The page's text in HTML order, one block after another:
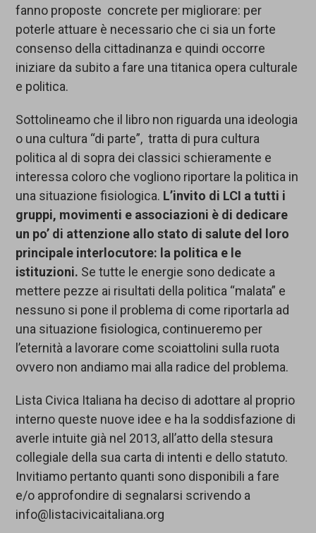
fanno proposte concrete per migliorare: per
poterle attuare è necessario che ci sia un forte
consenso della cittadinanza e quindi occorre
iniziare da subito a fare una titanica opera culturale
e politica.
Sottolineamo che il libro non riguarda una ideologia
o una cultura “di parte”, tratta di pura cultura
politica al di sopra dei classici schieramente e
interessa coloro che vogliono riportare la politica in
una situazione fisiologica. L’invito di LCI a tutti i
gruppi, movimenti e associazioni è di dedicare
un po’ di attenzione allo stato di salute del loro
principale interlocutore: la politica e le
istituzioni. Se tutte le energie sono dedicate a
mettere pezze ai risultati della politica “malata” e
nessuno si pone il problema di come riportarla ad
una situazione fisiologica, continueremo per
l’eternità a lavorare come scoiattolini sulla ruota
ovvero non andiamo mai alla radice del problema.
Lista Civica Italiana ha deciso di adottare al proprio
interno queste nuove idee e ha la soddisfazione di
averle intuite già nel 2013, all’atto della stesura
collegiale della sua carta di intenti e dello statuto.
Invitiamo pertanto quanti sono disponibili a fare
e/o approfondire di segnalarsi scrivendo a
info@listacivicaitaliana.org